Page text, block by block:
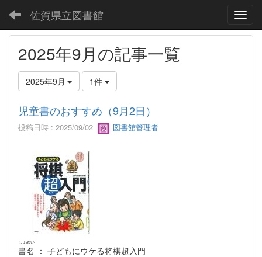
佐賀県立図書館
2025年9月の記事一覧
2025年9月 1件
児童書のおすすめ（9月2日）
投稿日時 : 2025/09/02 図書館管理者
書名
しょめい
： 子どもにウケる将棋超入門